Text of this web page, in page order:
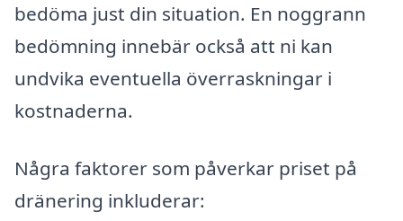
bedöma just din situation. En noggrann
bedömning innebär också att ni kan
undvika eventuella överraskningar i
kostnaderna.
Några faktorer som påverkar priset på
dränering inkluderar: